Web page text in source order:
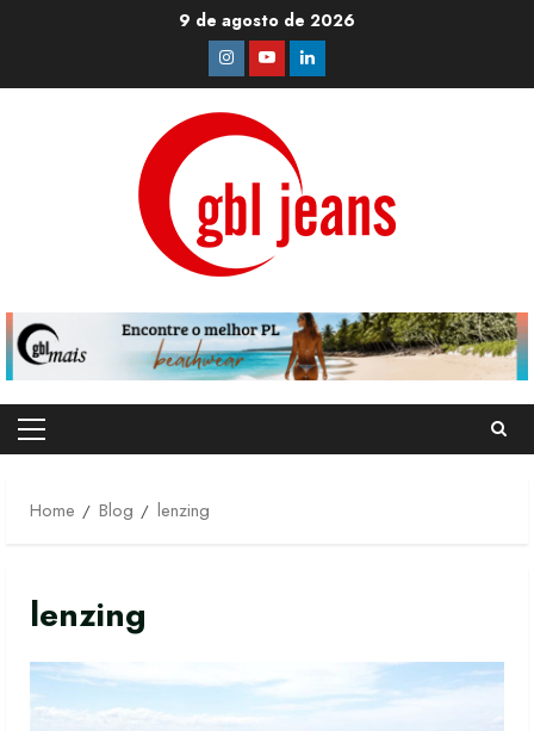
9 de agosto de 2026
Instagram
YoutubeLinkedin
Primary
Home
Blog lenzing
lenzing